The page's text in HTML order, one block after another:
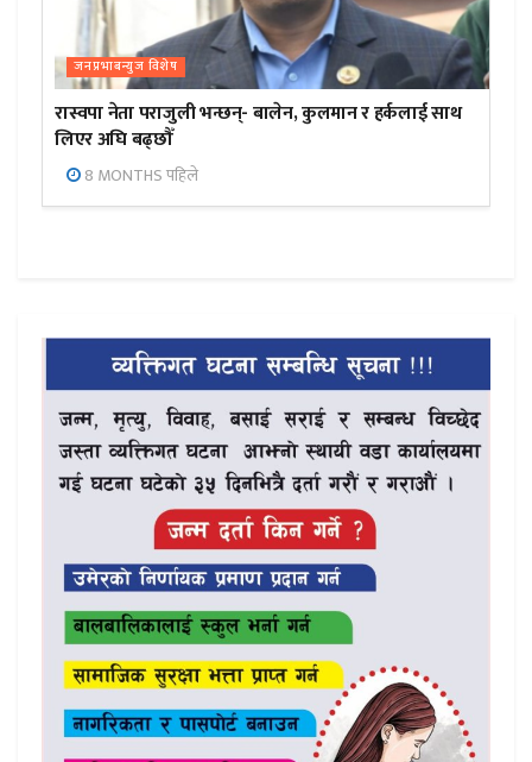
जनप्रभाबन्युज विशेष
रास्वपा नेता पराजुली भन्छन्- बालेन, कुलमान र हर्कलाई साथ
लिएर अघि बढ्छौँ
8 MONTHS पहिले